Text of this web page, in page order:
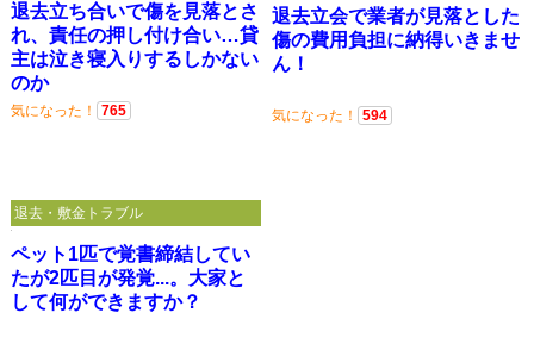
退去立ち合いで傷を見落とさ
れ、責任の押し付け合い…貸
主は泣き寝入りするしかない
のか
気になった！ 765
退去立会で業者が見落とした
傷の費用負担に納得いきませ
ん！
気になった！ 594
ペット1匹で覚書締結してい
たが2匹目が発覚...。大家と
して何ができますか？
退去・敷金トラブル